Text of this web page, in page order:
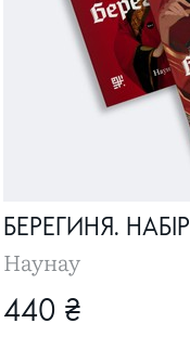
БЕРЕГИНЯ. НАБІР
Наунау
440 ₴